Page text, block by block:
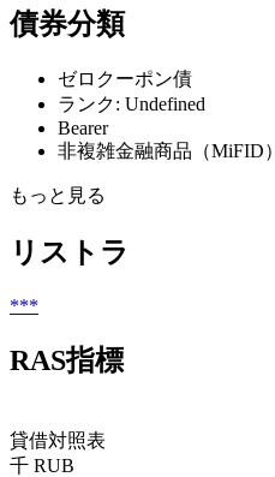
債券分類
ゼロクーポン債
ランク: Undefined
Bearer
非複雑金融商品（MiFID）
もっと見る
リストラ
***
RAS指標
貸借対照表
千 RUB